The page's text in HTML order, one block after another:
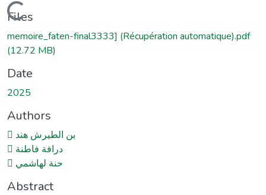
Loading...
Files
memoire_faten-final3333] (Récupération automatique).pdf
(12.72 MB)
Date
2025
Authors
 بن الطيرش هند
 درافة فاطنة
 حنة لهاشمي
Abstract